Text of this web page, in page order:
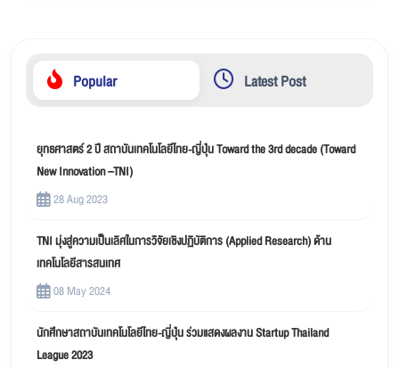
Popular Latest Post
ยุทธศาสตร์ 2 ปี สถาบันเทคโนโลยีไทย-ญี่ปุ่น Toward the 3rd decade (Toward
New Innovation –TNI)
28 Aug 2023
TNI มุ่งสู่ความเป็นเลิศในการวิจัยเชิงปฏิบัติการ (Applied Research) ด้าน
เทคโนโลยีสารสนเทศ
08 May 2024
นักศึกษาสถาบันเทคโนโลยีไทย-ญี่ปุ่น ร่วมแสดงผลงาน Startup Thailand
League 2023